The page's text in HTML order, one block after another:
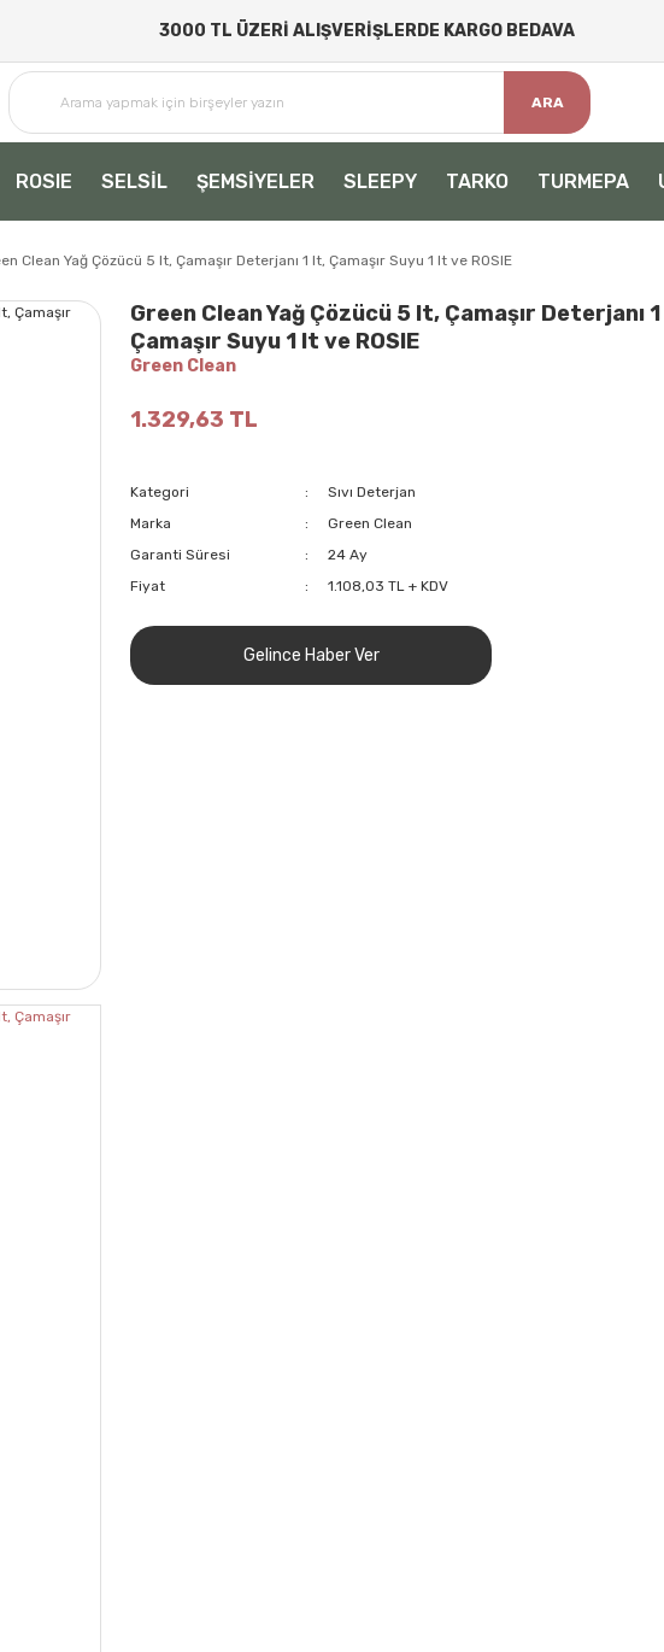
3000 TL ÜZERİ ALIŞVERİŞLERDE KARGO BEDAVA
ARA
ROSIE SELSİL ŞEMSİYELER SLEEPY TARKO TURMEPA
Clean Yağ Çözücü 5 lt, Çamaşır Deterjanı 1 lt, Çamaşır Suyu 1 lt ve ROSIE
Green Clean Yağ Çözücü 5 lt, Çamaşır Deterjanı
Çamaşır Suyu 1 lt ve ROSIE
Green Clean
1.329,63 TL
Kategori
Sıvı Deterjan
Marka
Green Clean
Garanti Süresi
24 Ay
Fiyat
1.108,03 TL + KDV
Gelince Haber Ver